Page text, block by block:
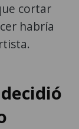
cortar
habría